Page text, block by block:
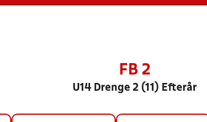
FB 2
U14 Drenge 2 (11) Efterår